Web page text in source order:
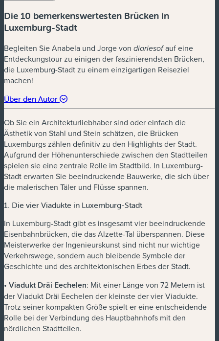
Die 10 bemerkenswertesten Brücken in
Luxemburg-Stadt
Begleiten Sie Anabela und Jorge von diariesofauf eine
Entdeckungstour zu einigen der faszinierendsten Brücken,
die Luxemburg-Stadt zu einem einzigartigen Reiseziel
machen!
Über den Autor
Ob Sie ein Architekturliebhaber sind oder einfach die
Ästhetik von Stahl und Stein schätzen, die Brücken
Luxemburgs zählen definitiv zu den Highlights der Stadt.
Aufgrund der Höhenunterschiede zwischen den Stadtteilen
spielen sie eine zentrale Rolle im Stadtbild. In Luxemburg-
Stadt erwarten Sie beeindruckende Bauwerke, die sich über
die malerischen Täler und Flüsse spannen.
1. Die vier Viadukte in Luxemburg-Stadt
In Luxemburg-Stadt gibt es insgesamt vier beeindruckende
Eisenbahnbrücken, die das Alzette-Tal überspannen. Diese
Meisterwerke der Ingenieurskunst sind nicht nur wichtige
Verkehrswege, sondern auch bleibende Symbole der
Geschichte und des architektonischen Erbes der Stadt.
• Viadukt Dräi Eechelen: Mit einer Länge von 72 Metern ist
der Viadukt Dräi Eechelen der kleinste der vier Viadukte.
Trotz seiner kompakten Größe spielt er eine entscheidende
Rolle bei der Verbindung des Hauptbahnhofs mit den
nördlichen Stadtteilen.